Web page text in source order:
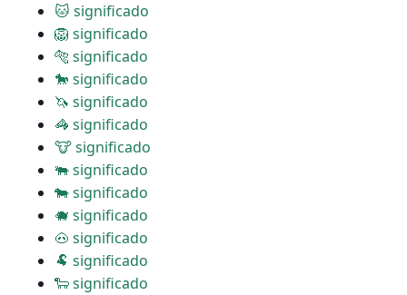
🐱 significado
🦁 significado
🐅 significado
🐎 significado
🦄 significado
🦓 significado
🐮 significado
🐃 significado
🐄 significado
🐗 significado
🐽 significado
🐏 significado
🐑 significado